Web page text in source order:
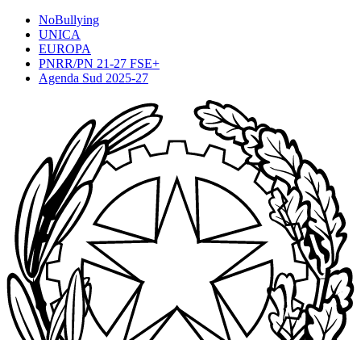
NoBullying
UNICA
EUROPA
PNRR/PN 21-27 FSE+
Agenda Sud 2025-27